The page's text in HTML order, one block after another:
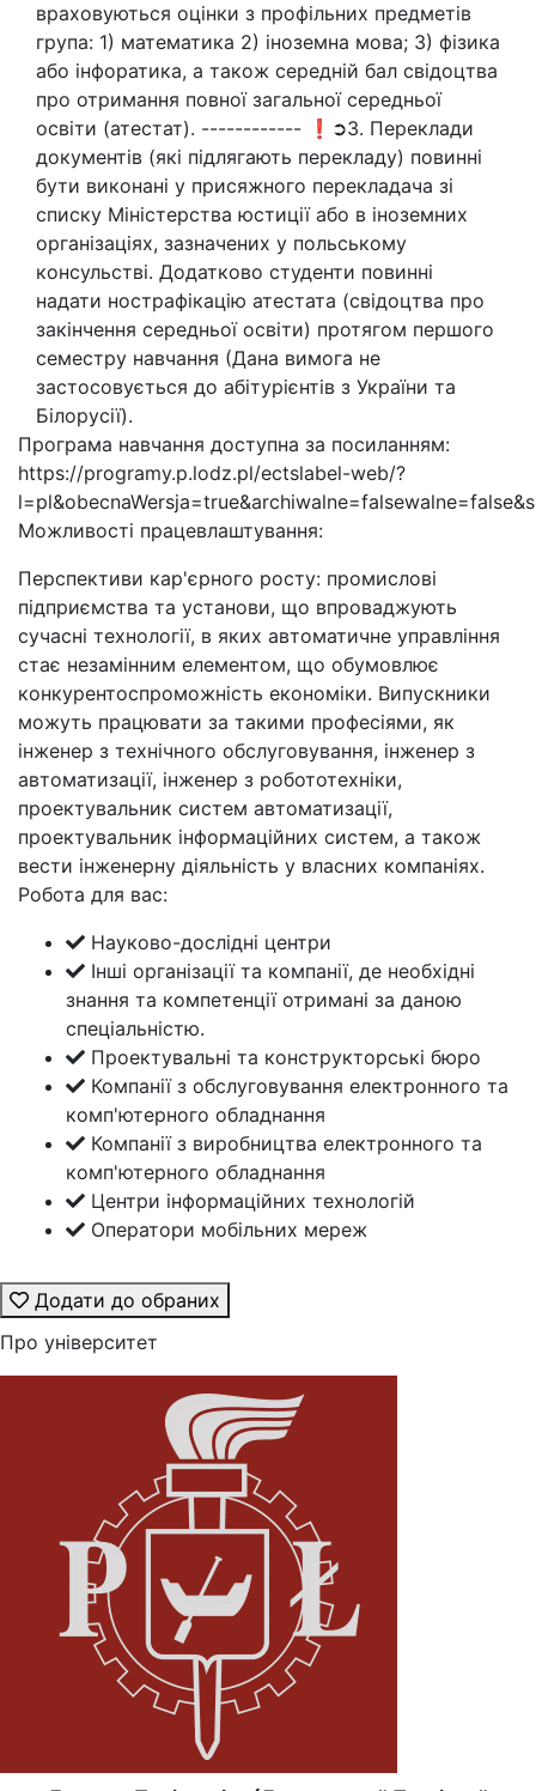
враховуються оцінки з профільних предметів
група: 1) математика 2) іноземна мова; 3) фізика
або інфоратика, а також середній бал свідоцтва
про отримання повної загальної середньої
освіти (атестат). ------------ ❗➲3. Переклади
документів (які підлягають перекладу) повинні
бути виконані у присяжного перекладача зі
списку Міністерства юстиції або в іноземних
організаціях, зазначених у польському
консульстві. Додатково студенти повинні
надати нострафікацію атестата (свідоцтва про
закінчення середньої освіти) протягом першого
семестру навчання (Дана вимога не
застосовується до абітурієнтів з України та
Білорусії).
Програма навчання доступна за посиланням:
https://programy.p.lodz.pl/ectslabel-web/?
Можливості працевлаштування:
Перспективи кар'єрного росту: промислові
підприємства та установи, що впроваджують
сучасні технології, в яких автоматичне управління
стає незамінним елементом, що обумовлює
конкурентоспроможність економіки. Випускники
можуть працювати за такими професіями, як
інженер з технічного обслуговування, інженер з
автоматизації, інженер з робототехніки,
проектувальник систем автоматизації,
проектувальник інформаційних систем, а також
вести інженерну діяльність у власних компаніях.
Робота для вас:
Науково-дослідні центри
Інші організації та компанії, де необхідні
знання та компетенції отримані за даною
спеціальністю.
Проектувальні та конструкторські бюро
Компанії з обслуговування електронного та
комп'ютерного обладнання
Компанії з виробництва електронного та
комп'ютерного обладнання
Центри інформаційних технологій
Оператори мобільних мереж
Додати до обраних
Про університет